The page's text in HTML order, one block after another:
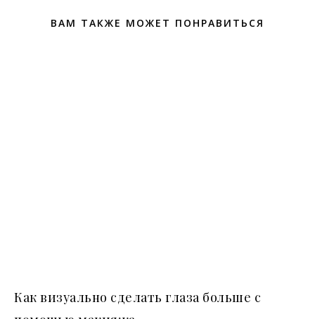
ВАМ ТАКЖЕ МОЖЕТ ПОНРАВИТЬСЯ
Как визуально сделать глаза больше с